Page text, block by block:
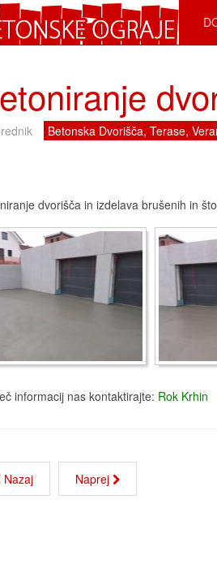
Betonska Dvorišča, Terase,
dvorišča in izdelava brušenih in
informacij nas kontaktirajte: Rok Krhin
Nazaj Naprej